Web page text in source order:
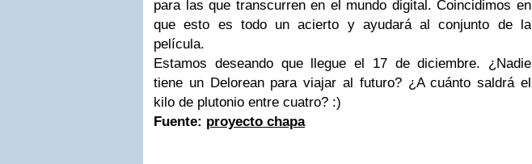
para las que transcurren en el mundo digital. Coincidimos en
que esto es todo un acierto y ayudará al conjunto de la
película.
Estamos deseando que llegue el 17 de diciembre. ¿Nadie
tiene un Delorean para viajar al futuro? ¿A cuánto saldrá el
kilo de plutonio entre cuatro? :)
Fuente: proyecto chapa